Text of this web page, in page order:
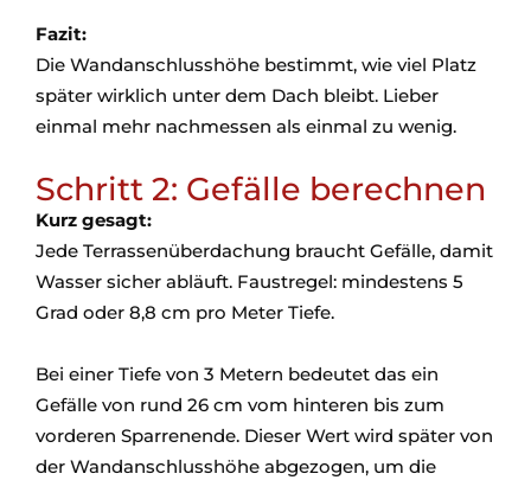
Fazit:
Die Wandanschlusshöhe bestimmt, wie viel Platz
später wirklich unter dem Dach bleibt. Lieber
einmal mehr nachmessen als einmal zu wenig.
Schritt 2: Gefälle berechnen
Kurz gesagt:
Jede Terrassenüberdachung braucht Gefälle, damit
Wasser sicher abläuft. Faustregel: mindestens 5
Grad oder 8,8 cm pro Meter Tiefe.
Bei einer Tiefe von 3 Metern bedeutet das ein
Gefälle von rund 26 cm vom hinteren bis zum
vorderen Sparrenende. Dieser Wert wird später von
der Wandanschlusshöhe abgezogen, um die